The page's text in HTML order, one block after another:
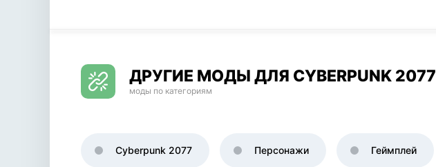
ДРУГИЕ МОДЫ ДЛЯ CYBERPUNK 2077
моды по категориям
Cyberpunk 2077 Персонажи Геймплей